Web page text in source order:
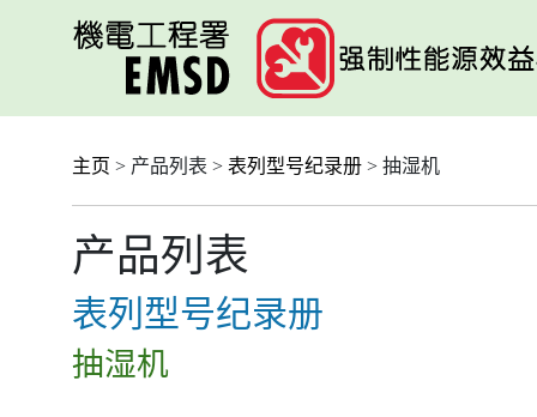
主页 > 产品列表 > 表列型号纪录册 > 抽湿机
产品列表
表列型号纪录册
抽湿机